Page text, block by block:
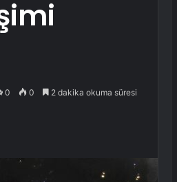
0 0 2 dakika okuma süresi